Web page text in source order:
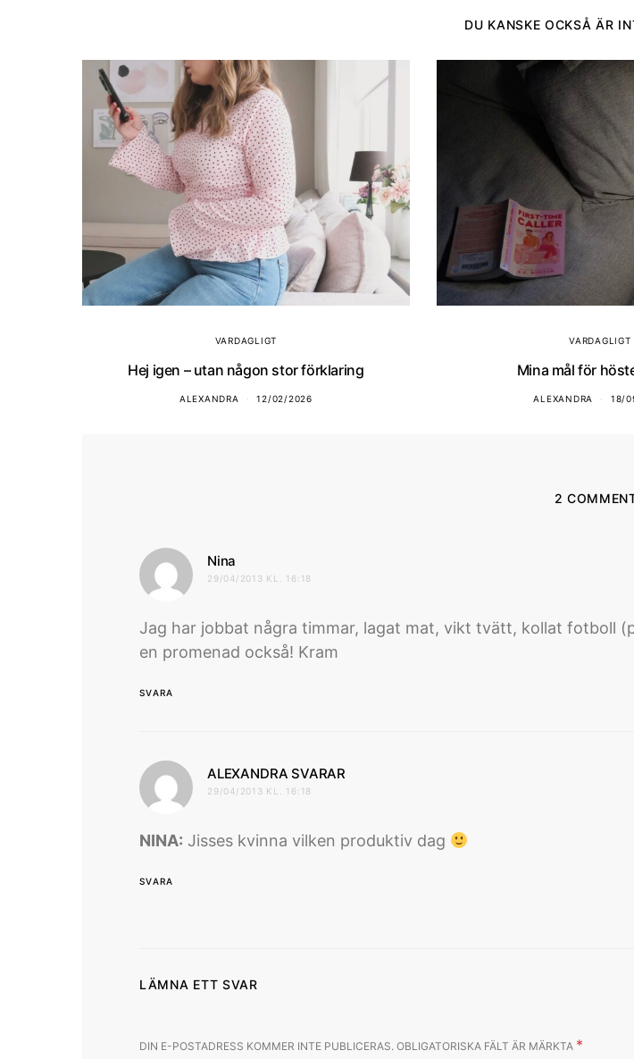
DU KANSKE OCKSÅ ÄR
VARDAGLIGT
Hej igen – utan någon stor förklaring
ALEXANDRA 12/02/2026
VARDAGLIGT
Mina mål för
ALEXANDRA 18/
2
Nina
29/04/2013 KL. 16:18
Jag har jobbat några timmar, lagat mat, vikt tvätt, kollat fotboll
en promenad också! Kram
SVARA
ALEXANDRA SVARAR
29/04/2013 KL. 16:18
NINA: Jisses kvinna vilken produktiv dag
SVARA
LÄMNA ETT SVAR
DIN E-POSTADRESS KOMMER INTE PUBLICERAS. OBLIGATORISKA FÄLT ÄR MÄRKTA *